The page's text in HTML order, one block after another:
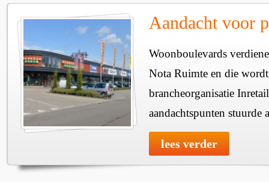
Aandacht voor
Woonboulevards
Nota Ruimte en die
brancheorganisatie
aandachtspunten stuurde
lees verder